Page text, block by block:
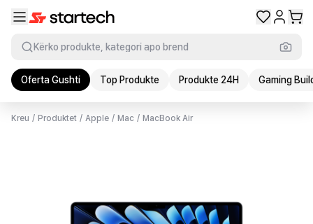
Kërko produkte, kategori apo brend
Oferta Gushti Top Produkte Produkte 24H Gaming
Kreu / Produktet / Apple / Mac / MacBook Air